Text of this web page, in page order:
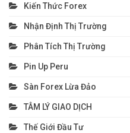
Kiến Thức Forex
Nhận Định Thị Trường
Phân Tích Thị Trường
Pin Up Peru
Sàn Forex Lừa Đảo
TÂM LÝ GIAO DỊCH
Thế Giới Đầu Tư